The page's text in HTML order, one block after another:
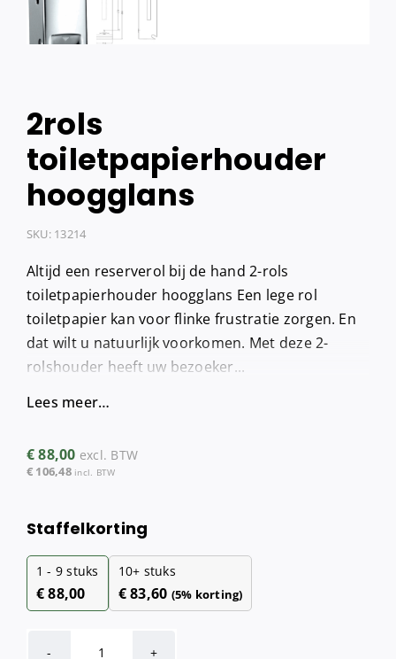
2rols
toiletpapierhouder
hoogglans
SKU: 13214
Altijd een reserverol bij de hand 2-rols
toiletpapierhouder hoogglans Een lege rol
toiletpapier kan voor flinke frustratie zorgen. En
dat wilt u natuurlijk voorkomen. Met deze 2-
rolshouder heeft uw bezoeker...
Lees meer…
€88,00 excl. BTW
€ 106,48 incl. BTW
Staffelkorting
1 - 9 stuks
€88,00
10+ stuks
€83,60 (5% korting)